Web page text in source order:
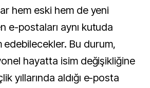
hem eski hem de yeni
e-postaları aynı kutuda
Bu durum,
hayatta isim değişikliğine
yıllarında aldığı e-posta